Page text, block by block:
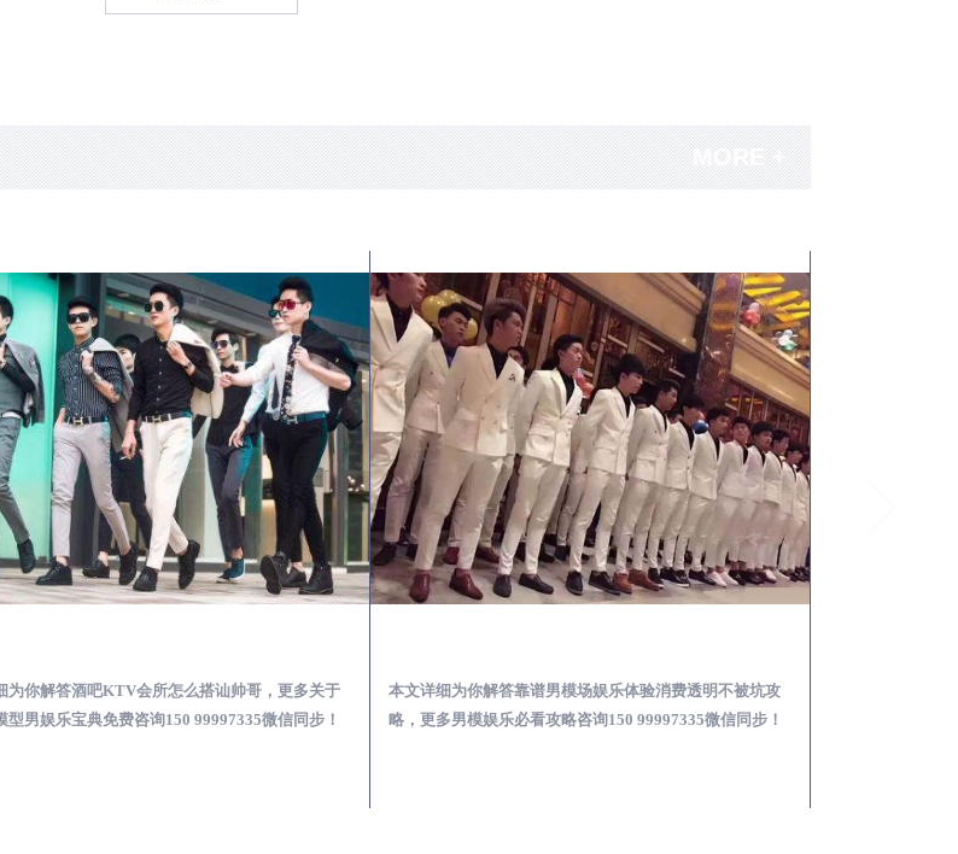
为你解答酒吧KTV会所怎么搭讪帅哥，更多关于
型男娱乐宝典免费咨询150 99997335微信同步！
本文详细为你解答靠谱男模场娱乐体验消费透明不被坑攻
略，更多男模娱乐必看攻略咨询150 99997335微信同步！